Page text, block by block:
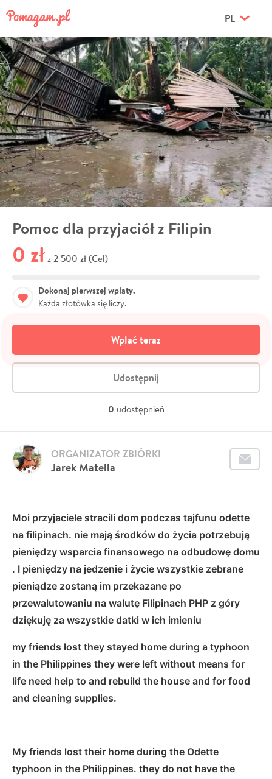
PL
Pomoc dla przyjaciół z Filipin
0 zł z 2 500 zł (Cel)
Dokonaj pierwszej wpłaty.
Każda złotówka się liczy.
Wpłać teraz
Udostępnij
0 udostępnień
Jarek Matella
ORGANIZATOR ZBIÓRKI
Moi przyjaciele stracili dom podczas tajfunu odette
na filipinach. nie mają środków do życia potrzebują
pieniędzy wsparcia finansowego na odbudowę domu
. I pieniędzy na jedzenie i życie wszystkie zebrane
pieniądze zostaną im przekazane po
przewalutowaniu na walutę Filipinach PHP z góry
dziękuję za wszystkie datki w ich imieniu
my friends lost they stayed home during a typhoon
in the Philippines they were left without means for
life need help to and rebuild the house and for food
and cleaning supplies.
My friends lost their home during the Odette
typhoon in the Philippines. they do not have the